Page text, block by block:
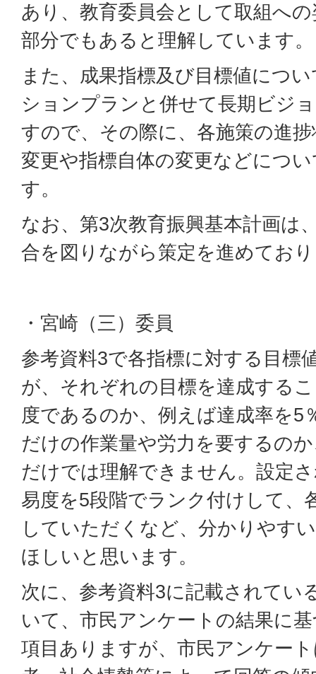
あり、教育委員会として取組へ
部分でもあると理解しています。
また、成果指標及び目標値につ
ションプランと併せて長期ビジ
すので、その際に、各施策の進
変更や指標自体の変更などにつ
す。
なお、第3次教育振興基本計画は
合を図りながら策定を進めてお
・宮崎（三）委員
参考資料3で各指標に対する目標
が、それぞれの目標を達成する
度であるのか、例えば達成率を5
だけの作業量や労力を要するの
だけでは理解できません。設定
易度を5段階でランク付けして、
していただくなど、分かりやす
ほしいと思います。
次に、参考資料3に記載されてい
いて、市民アンケートの結果に
項目ありますが、市民アンケー